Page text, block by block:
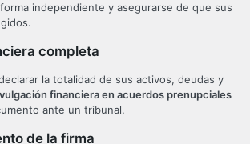
independiente y asegurarse de que sus
completa
la totalidad de sus activos, deudas y
financiera en acuerdos prenupciales
ante un tribunal.
de la firma